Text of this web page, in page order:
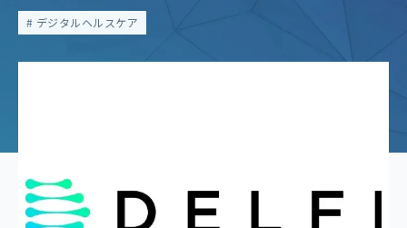
デジタルヘルスケア